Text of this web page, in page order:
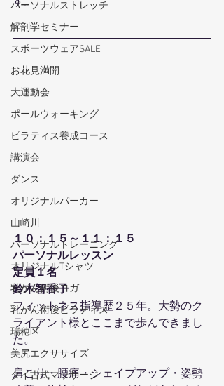
パーソナルストレッチ
解剖学セミナー
スポーツウェアSALE
お花見満開
大運動会
ポールウォーキング
ピラティス養成コース
講演会
ダンス
オリジナルパーカー
山崎川
パーソナルトレーニング
オリジナルTシャツ
乳がん術後ヨガ
乳がん術後ピラティス
瑞穂区
美尻エクササイズ
タイ古式マッサージ
１０：１５～１１：１５
パーソナルレッスン
定員１名
鈴木智香子
フィットネス指導歴２５年。大勢のク
ライアント様とここまで歩んできまし
た。
肩こり・腰痛・シェイプアップ・姿勢